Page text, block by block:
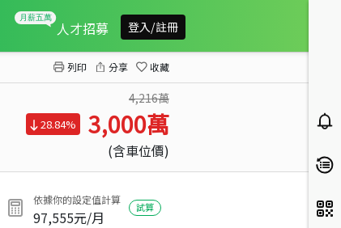
人才招募 登入/註冊
列印 分享 收藏
4,216萬
28.84% 3,000萬
(含車位價)
依據你的設定值計算
97,555元/月
試算